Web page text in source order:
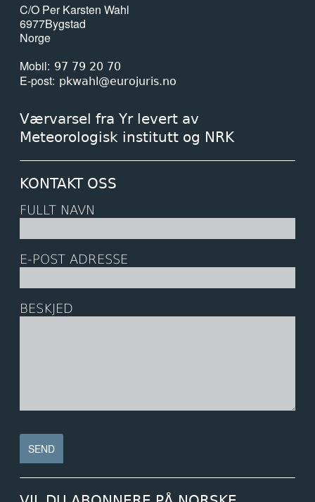
C/O Per Karsten Wahl
6977Bygstad
Norge
Mobil
97 79 20 70
E-post pkwahl@eurojuris.no
Værvarsel fra Yr levert av
Meteorologisk institutt og NRK
KONTAKT OSS
FULLT NAVN
E-POST ADRESSE
BESKJED